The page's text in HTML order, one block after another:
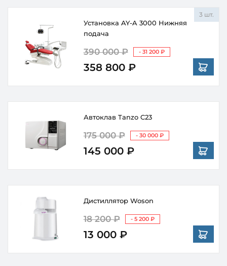
Установка AY-A 3000 Нижняя
подача
390 000 ₽ - 31 200 ₽
358 800 ₽
3 шт.
Автоклав Tanzo C23
175 000 ₽ - 30 000 ₽
145 000 ₽
Дистиллятор Woson
18 200 ₽ - 5 200 ₽
13 000 ₽